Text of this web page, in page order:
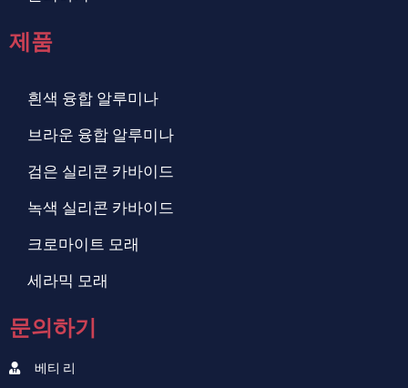
제품
흰색 융합 알루미나
브라운 융합 알루미나
검은 실리콘 카바이드
녹색 실리콘 카바이드
크로마이트 모래
세라믹 모래
문의하기
베티 리